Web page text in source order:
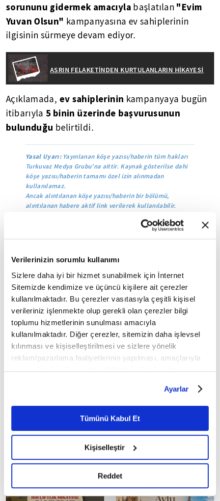
Verilerinizin sorumlu kullanımı
Sizlere daha iyi bir hizmet sunabilmek için İnternet
Sitemizde kendimize ve üçüncü kişilere ait çerezler
kullanılmaktadır. Bu çerezler vasıtasıyla çeşitli kişisel
verileriniz işlenmekte olup gerekli olan çerezler bilgi
toplumu hizmetlerinin sunulması amacıyla
kullanılmaktadır. Diğer çerezler, sitemizin daha işlevsel
kılınması ve kişiselleştirilmesi ve sizlere yönelik
reklam/pazarlama faaliyetlerinin yapılması, amaçlarıyla
sınırlı olarak açık rızanız dahilinde kullanılacaktır.
belirleyebilirsiniz. Çerezlere ilişkin detaylı bilgi için
Ayarlar butonuna tıklayabilir,Çerez Bilgilendirme
Metnimizi ziyaret edebilirsiniz.
6698 sayılı Kişisel Verilerin Korunması Kanunu uyarınca
okumak ve sitemizi ziyaretiniz kapsamında
gerçekleştirilen veri işleme faaliyetleri ile ilgili daha
detaylı bilgi almak için lütfentıklayınız.
Ayarlar
Tümünü Kabul Et
Kişiselleştir
Reddet
sorununu gidermek amacıyla başlatılan "Evim
Yuvan Olsun" kampanyasına ev sahiplerinin
ilgisinin sürmeye devam ediyor.
ASRIN FELAKETİNDEN KURTULANLARIN HİKAYESİ
Açıklamada, ev sahiplerinin kampanyaya bugün
itibarıyla 5 binin üzerinde başvurusunun
bulunduğu belirtildi.
Yasal Uyarı:Yayınlanan köşe yazısı/haberin tüm hakları
Turkuvaz Medya Grubu'na aittir. Kaynak gösterilse dahi
köşe yazısı/haberin tamamı özel izin alınmadan
kullanılamaz.
Ancak alıntılanan köşe yazısı/haberin bir bölümü,
alıntılanan habere aktif link verilerek kullanılabilir.
Mobil Uygulamamızı İndirin
İLGİNİZİ ÇEKEBİLECEK DİĞER MAKALELER
Toplumsal bir dayanışma:
Ahilik
Tarihe Tanıklık: Macar
İstanbul Fotoğrafları